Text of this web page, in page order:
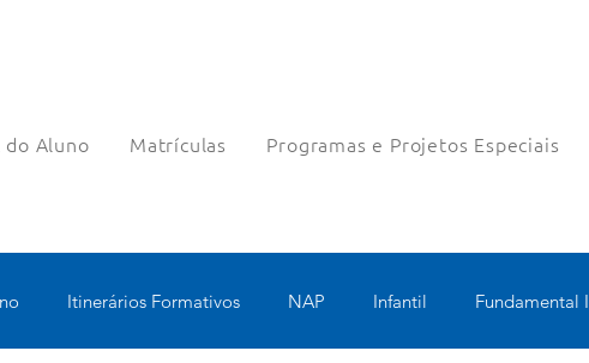
do Aluno Matrículas Programas e Projetos Especiais
Itinerários Formativos NAP Infantil Fundamental I